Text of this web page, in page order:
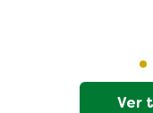
Ver